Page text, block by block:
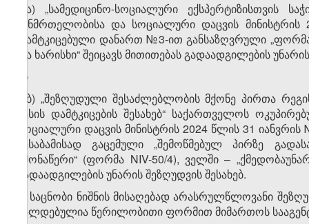
გ.ა) „სამედიცინო-სოციალური ექსპერტიზისთვის
ჯანმრთელობისა და სოციალური დაცვის
დამტკიცებული დანართ №3-ით განსაზღვრული
და ხარისხი“ შეიცავს მითითებას გადაადგილების
ან
გ.ბ) „შეზღუდული შესაძლებლობის მქონე პირთა
წესის დამტკიცების შესახებ“ საქართველოს
სოციალური დაცვის მინისტრის 2024 წლის 31
შესაბამისად გაცემული „შემოწმებულ პირზე
ამონაწერი“ (ფორმა NIV-50/4), ველში –
გადაადგილების უნარის შეზღუდვის შესახებ.
2. საცნობი ნიშნის მისაღებად არასრულწლოვანი
ვალდებულია წერილობითი ფორმით მიმართოს